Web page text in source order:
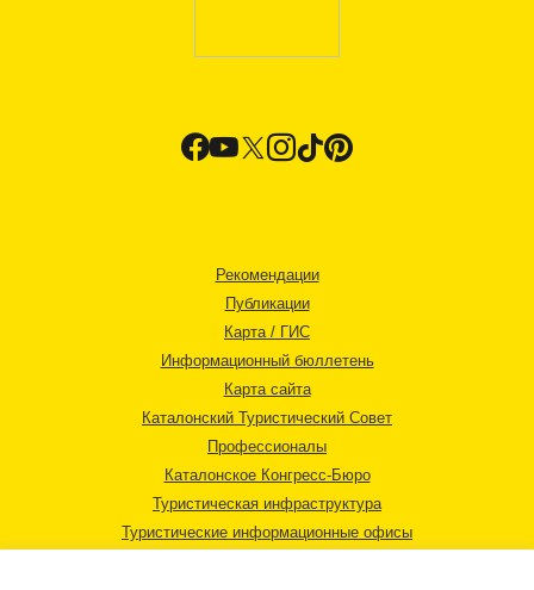
Рекомендации
Публикации
Карта / ГИС
Информационный бюллетень
Карта сайта
Каталонский Туристический Совет
Профессионалы
Каталонское Конгресс-Бюро
Туристическая инфраструктура
Туристические информационные офисы